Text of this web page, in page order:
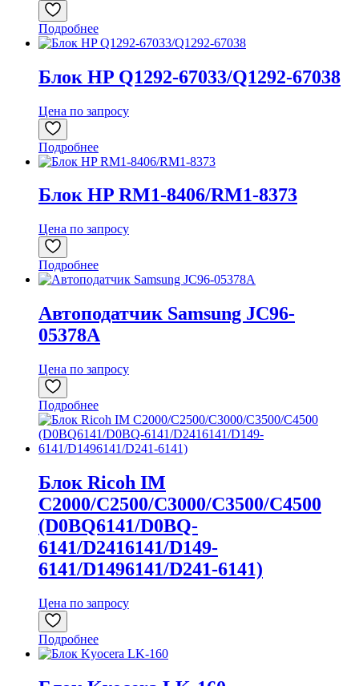
Подробнее
Блок HP Q1292-67033/Q1292-67038
Цена по запросу
Подробнее
Блок HP RM1-8406/RM1-8373
Цена по запросу
Подробнее
Автоподатчик Samsung JC96-
05378A
Цена по запросу
Подробнее
Блок Ricoh IM
C2000/C2500/C3000/C3500/C4500
(D0BQ6141/D0BQ-
6141/D2416141/D149-
6141/D1496141/D241-6141)
Цена по запросу
Подробнее